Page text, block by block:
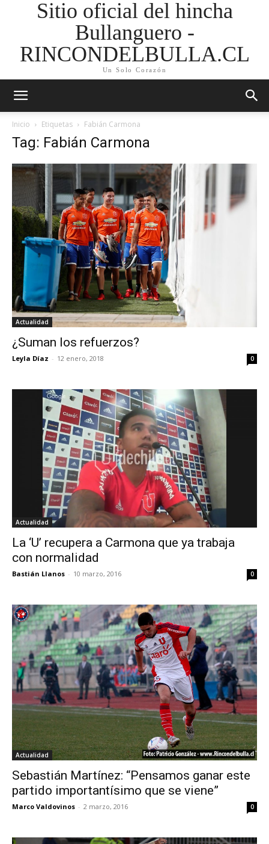
Sitio oficial del hincha
Bullanguero -
RINCONDELBULLA.CL
Un Solo Corazón
Inicio Etiquetas Fabián Carmona
Tag: Fabián Carmona
Actualidad
¿Suman los refuerzos?
Leyla Díaz - 12 enero, 2018 0
Actualidad
La ‘U’ recupera a Carmona que ya trabaja
con normalidad
Bastián Llanos - 10 marzo, 2016 0
Actualidad
Sebastián Martínez: “Pensamos ganar este
partido importantísimo que se viene”
Marco Valdovinos - 2 marzo, 2016 0